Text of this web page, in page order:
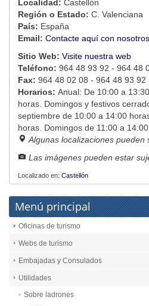
Localidad: Castellón
Región o Estado: C. Valenciana
País: España
Email: Contacte aquí con
Sitio Web: Visite nuestra web
Teléfono: 964 48 93 92 - 964 48
Fax: 964 48 02 08 - 964 48 93 92
Horarios: Anual: De 10:00 a
horas. Domingos y festivos
septiembre de 10:00 a 14:00
horas. Domingos de 11:00 a
Algunas localizaciones pueden
Las imágenes pueden estar
Localizado en: Castellón
Menú principal
Oficinas de turismo
Webs de turismo
Embajadas y Consulados
Utilidades
Sobre ladrones